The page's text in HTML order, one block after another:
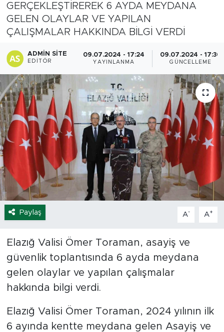
GERÇEKLEŞTİREREK 6 AYDA MEYDANA
GELEN OLAYLAR VE YAPILAN
ÇALIŞMALAR HAKKINDA BİLGİ VERDİ
ADMIN SITE
EDITÖR
09.07.2024 - 17:24
YAYINLANMA
09.07.2024 - 17:30
GÜNCELLEME
Paylaş A- A+
Elazığ Valisi Ömer Toraman, asayiş ve
güvenlik toplantısında 6 ayda meydana
gelen olaylar ve yapılan çalışmalar
hakkında bilgi verdi.
Elazığ Valisi Ömer Toraman, 2024 yılının ilk
6 ayında kentte meydana gelen Asayiş ve
MD Prestij Dergisi
Siyaset
Spor
Yaşam
Sağlık
Eğitim
Ekonomi
Hava Durumu
Tavz Der
Bingöl Kaza Haberleri
Haber Arşivi